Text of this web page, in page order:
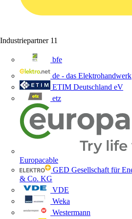
Industriepartner 11
bfe
de - das Elektrohandwerk
ETIM Deutschland eV
etz
Europacable
GED Gesellschaft für
& Co. KG
VDE
Weka
Westermann